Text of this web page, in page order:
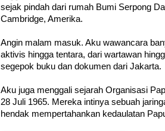
sejak pindah dari rumah Bumi Serpong
Cambridge, Amerika.
Angin malam masuk. Aku wawancara
aktivis hingga tentara, dari wartawan
segepok buku dan dokumen dari Jakarta.
Aku juga menggali sejarah Organisasi
28 Juli 1965. Mereka intinya sebuah
hendak mempertahankan kedaulatan